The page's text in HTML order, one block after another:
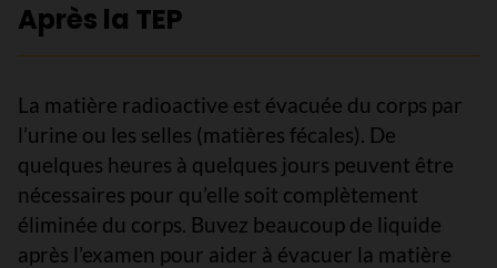
Après la TEP
La matière radioactive est évacuée du corps par
l’urine ou les selles (matières fécales). De
quelques heures à quelques jours peuvent être
nécessaires pour qu’elle soit complètement
éliminée du corps. Buvez beaucoup de liquide
après l’examen pour aider à évacuer la matière